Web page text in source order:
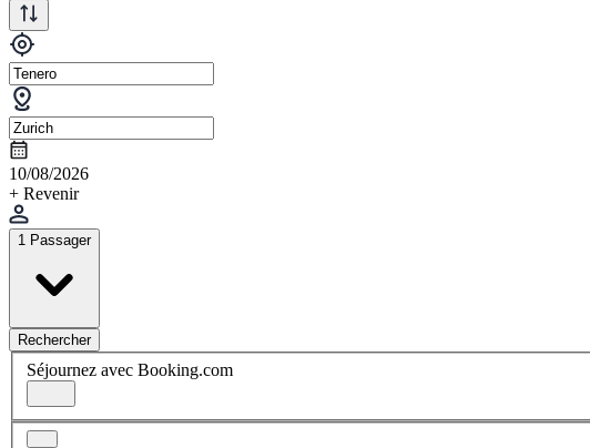
10/08/2026
+ Revenir
1 Passager
Rechercher
Séjournez avec Booking.com